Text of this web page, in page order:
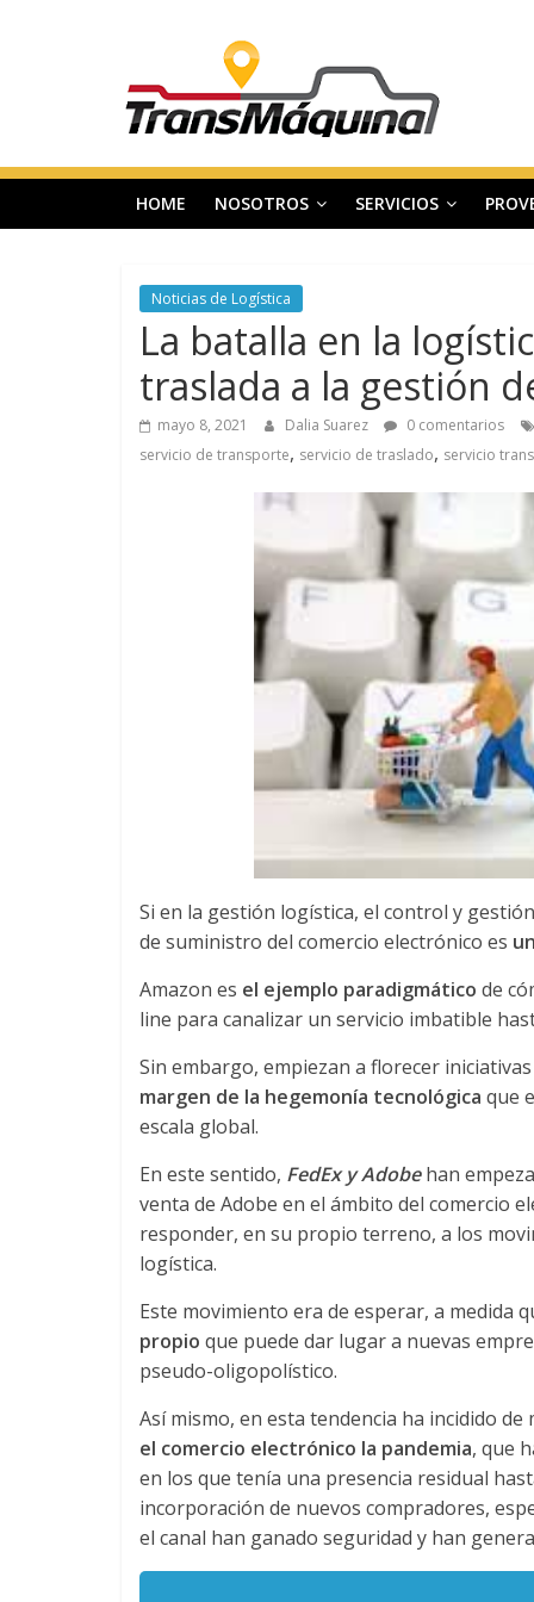
r
a
n
s
m
a
T
r
a
n
s
p
o
r
t
e
d
HOME NOSOTROS SERVICIOS
Noticias de Logística
La batalla en la
traslada a la gestión
mayo 8, 2021 Dalia Suarez 0 comentarios
servicio de transporte, servicio de traslado, servicio
Si en la gestión logística, el control y
de suministro del comercio electrónico es
Amazon es el ejemplo paradigmático de
line para canalizar un servicio imbatible
Sin embargo, empiezan a florecer
margen de la hegemonía tecnológica que
escala global.
En este sentido, FedEx y Adobehan
venta de Adobe en el ámbito del comercio
responder, en su propio terreno, a los
logística.
Este movimiento era de esperar, a medida
propio que puede dar lugar a nuevas
pseudo-oligopolístico.
Así mismo, en esta tendencia ha incidido
el comercio electrónico la pandemia, que
en los que tenía una presencia residual
incorporación de nuevos compradores,
el canal han ganado seguridad y han